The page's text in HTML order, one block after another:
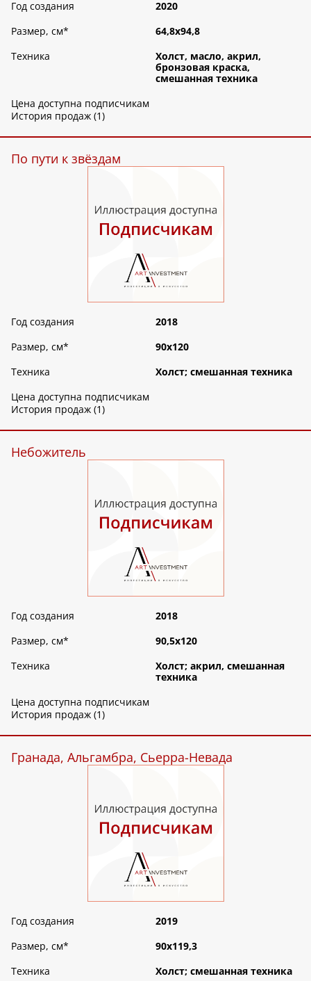
Год создания
2020
Размер, см*
64,8х94,8
Техника
Холст, масло, акрил,
бронзовая краска,
смешанная техника
Цена доступна подписчикам
История продаж (1)
По пути к звёздам
Год создания
2018
Размер, см*
90х120
Техника
Холст; смешанная техника
Цена доступна подписчикам
История продаж (1)
Небожитель
Год создания
2018
Размер, см*
90,5х120
Техника
Холст; акрил, смешанная
техника
Цена доступна подписчикам
История продаж (1)
Гранада, Альгамбра, Сьерра-Невада
Год создания
2019
Размер, см*
90х119,3
Техника
Холст; смешанная техника